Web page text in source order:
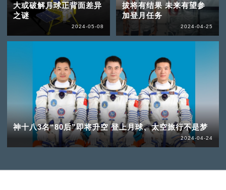
大或破解月球正背面差异
之谜
2024-05-08
拔将有结果 未来有望参
加登月任务
2024-04-25
神十八3名“80后”即将升空 登上月球、太空旅行不是梦
2024-04-24